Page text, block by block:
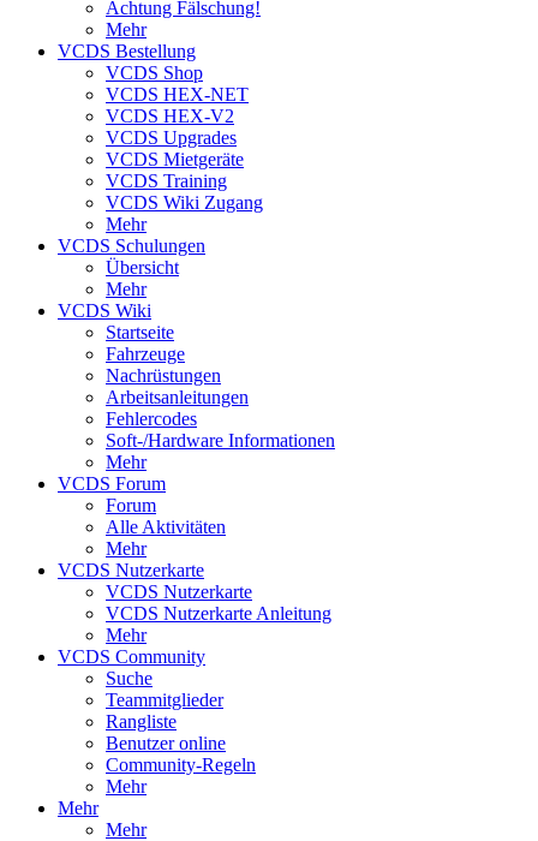
Achtung Fälschung!
Mehr
VCDS Bestellung
VCDS Shop
VCDS HEX-NET
VCDS HEX-V2
VCDS Upgrades
VCDS Mietgeräte
VCDS Training
VCDS Wiki Zugang
Mehr
VCDS Schulungen
Übersicht
Mehr
VCDS Wiki
Startseite
Fahrzeuge
Nachrüstungen
Arbeitsanleitungen
Fehlercodes
Soft-/Hardware Informationen
Mehr
VCDS Forum
Forum
Alle Aktivitäten
Mehr
VCDS Nutzerkarte
VCDS Nutzerkarte
VCDS Nutzerkarte Anleitung
Mehr
VCDS Community
Suche
Teammitglieder
Rangliste
Benutzer online
Community-Regeln
Mehr
Mehr
Mehr